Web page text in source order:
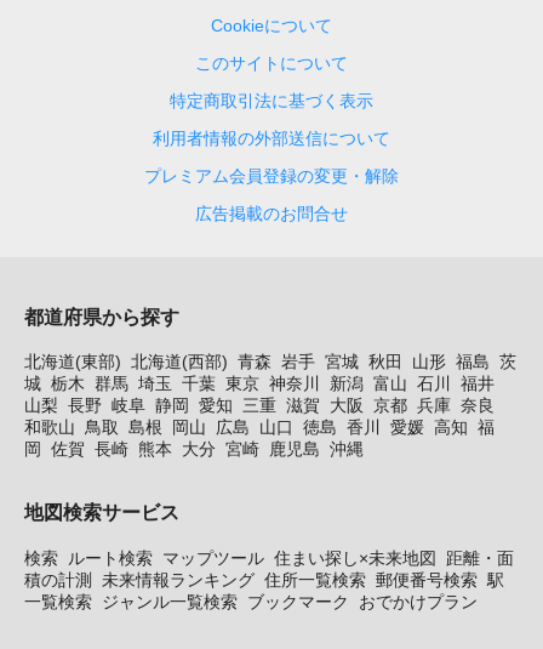
Cookieについて
このサイトについて
特定商取引法に基づく表示
利用者情報の外部送信について
プレミアム会員登録の変更・解除
広告掲載のお問合せ
都道府県から探す
北海道(東部) 北海道(西部) 青森 岩手 宮城 秋田 山形 福島 茨
城 栃木 群馬 埼玉 千葉 東京 神奈川 新潟 富山 石川
福井
山梨 長野 岐阜 静岡 愛知 三重 滋賀 大阪 京都 兵庫 奈良
和歌山
鳥取 島根 岡山 広島 山口 徳島 香川 愛媛 高知 福
岡
佐賀 長崎 熊本 大分 宮崎 鹿児島 沖縄
地図検索サービス
検索 ルート検索 マップツール 住まい探し×未来地図
距離・面
積の計測
未来情報ランキング 住所一覧検索 郵便番号検索 駅
一覧検索 ジャンル一覧検索 ブックマーク おでかけプラン